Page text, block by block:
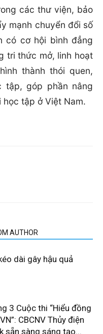
các thư viện, bảo
mạnh chuyển đổi số
có cơ hội bình đẳng
tri thức mở, linh hoạt
thành thói quen,
tập, góp phần nâng
tập ở Việt Nam.
AUTHOR
dài gây hậu quả
3 Cuộc thi “Hiểu đồng
CBCNV Thủy điện
sẵn sàng sáng tạo...